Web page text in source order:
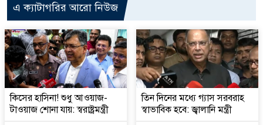
এ ক্যাটাগরির আরো নিউজ
কিসের হাসিনা! শুধু আওয়াজ-
টাওয়াজ শোনা যায়: স্বরাষ্ট্রমন্ত্রী
তিন দিনের মধ্যে গ্যাস সরবরাহ
স্বাভাবিক হবে: জ্বালানি মন্ত্রী